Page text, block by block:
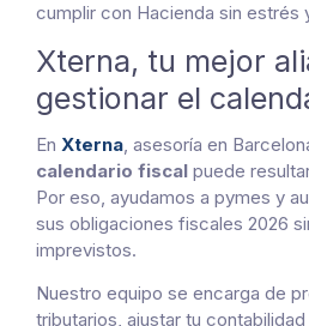
cumplir con Hacienda sin estrés
Xterna, tu mejor
gestionar el
En Xterna, asesoría en
calendario fiscal puede
Por eso, ayudamos a pymes y
sus obligaciones fiscales 2026
imprevistos.
Nuestro equipo se encarga de
tributarios, ajustar tu contabilidad